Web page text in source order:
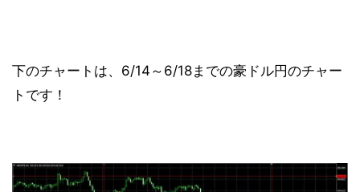
下のチャートは、6/14～6/18までの豪ドル円のチャー
トです！